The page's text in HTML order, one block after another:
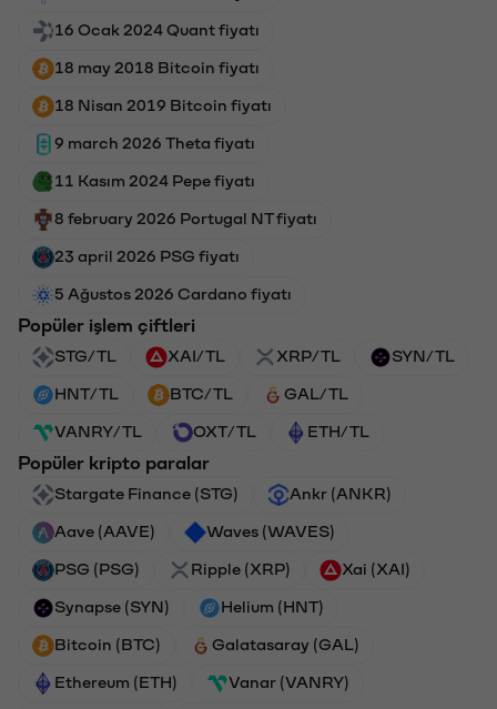
16 Ocak 2024 Quant fiyatı
18 may 2018 Bitcoin fiyatı
18 Nisan 2019 Bitcoin fiyatı
9 march 2026 Theta fiyatı
11 Kasım 2024 Pepe fiyatı
8 february 2026 Portugal NT fiyatı
23 april 2026 PSG fiyatı
5 Ağustos 2026 Cardano fiyatı
Popüler işlem çiftleri
STG/TL XAI/TL XRP/TL SYN/TL
HNT/TL BTC/TL GAL/TL
VANRY/TL OXT/TL ETH/TL
Popüler kripto paralar
Stargate Finance (STG) Ankr (ANKR)
Aave (AAVE) Waves (WAVES)
PSG (PSG) Ripple (XRP) Xai (XAI)
Synapse (SYN) Helium (HNT)
Bitcoin (BTC) Galatasaray (GAL)
Ethereum (ETH) Vanar (VANRY)